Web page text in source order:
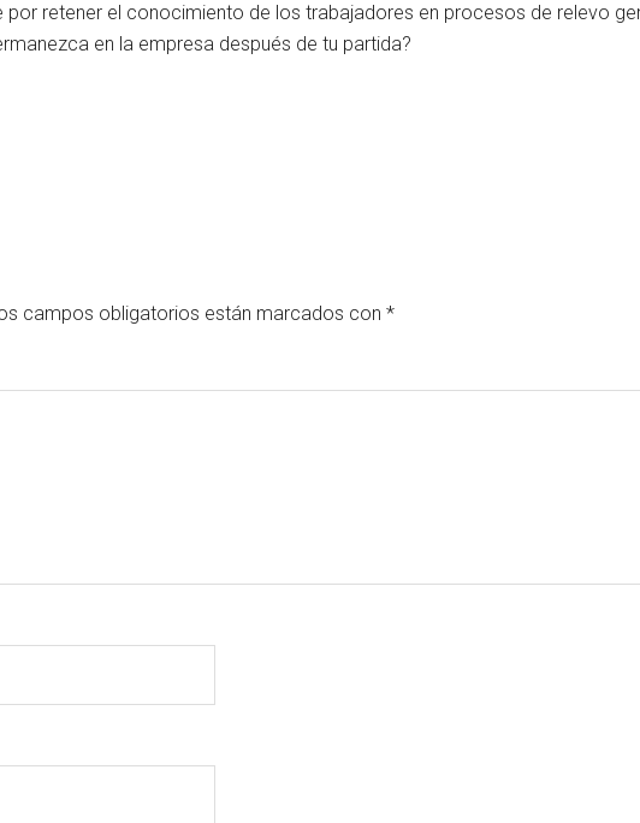
retener el conocimiento de los trabajadores en procesos de relevo
en la empresa después de tu partida?
campos obligatorios están marcados con *